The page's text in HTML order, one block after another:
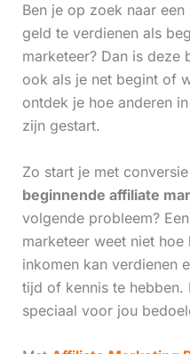
Ben je op zoek naar
geld te verdienen als
marketeer? Dan is deze
ook als je net begint of
ontdek je hoe anderen
zijn gestart.
Zo start je met
beginnende affiliate
volgende probleem?
marketeer weet niet
inkomen kan verdienen
tijd of kennis te hebben.
speciaal voor jou